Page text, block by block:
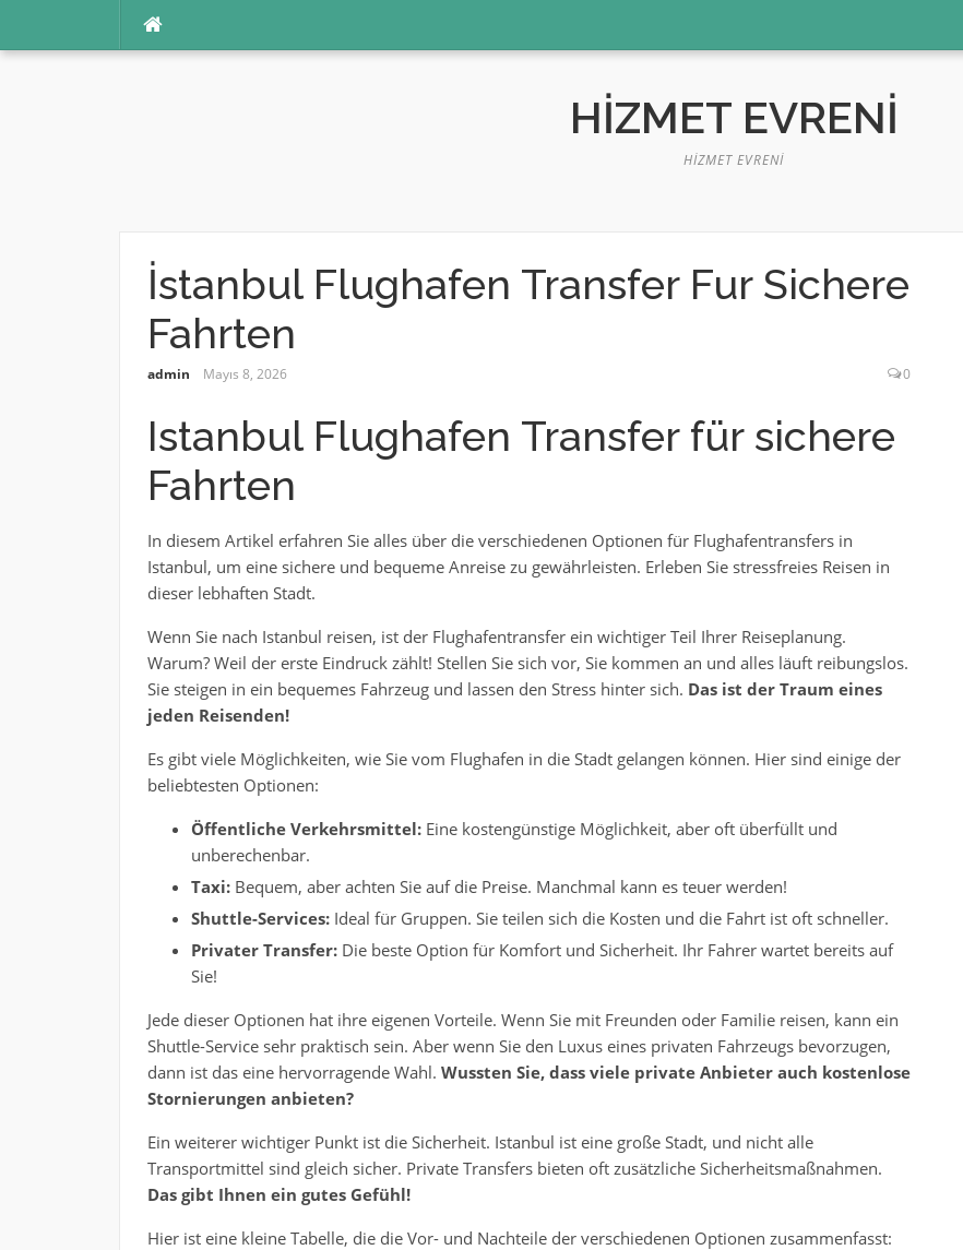
HIZMET EVRENI
HIZMET EVRENI
İstanbul Flughafen Transfer Fur Sichere
Fahrten
admin Mayıs 8, 2026 0
Istanbul Flughafen Transfer für sichere
Fahrten
In diesem Artikel erfahren Sie alles über die verschiedenen Optionen für Flughafentransfers in
Istanbul, um eine sichere und bequeme Anreise zu gewährleisten. Erleben Sie stressfreies Reisen in
dieser lebhaften Stadt.
Wenn Sie nach Istanbul reisen, ist der Flughafentransfer ein wichtiger Teil Ihrer Reiseplanung.
Warum? Weil der erste Eindruck zählt! Stellen Sie sich vor, Sie kommen an und alles läuft reibungslos.
Sie steigen in ein bequemes Fahrzeug und lassen den Stress hinter sich. Das ist der Traum eines
jeden Reisenden!
Es gibt viele Möglichkeiten, wie Sie vom Flughafen in die Stadt gelangen können. Hier sind einige der
beliebtesten Optionen:
Öffentliche Verkehrsmittel:Eine kostengünstige Möglichkeit, aber oft überfüllt und
unberechenbar.
Taxi:Bequem, aber achten Sie auf die Preise. Manchmal kann es teuer werden!
Shuttle-Services:Ideal für Gruppen. Sie teilen sich die Kosten und die Fahrt ist oft schneller.
Privater Transfer:Die beste Option für Komfort und Sicherheit. Ihr Fahrer wartet bereits auf
Sie!
Jede dieser Optionen hat ihre eigenen Vorteile. Wenn Sie mit Freunden oder Familie reisen, kann ein
Shuttle-Service sehr praktisch sein. Aber wenn Sie den Luxus eines privaten Fahrzeugs bevorzugen,
dann ist das eine hervorragende Wahl. Wussten Sie, dass viele private Anbieter auch kostenlose
Stornierungen anbieten?
Ein weiterer wichtiger Punkt ist die Sicherheit. Istanbul ist eine große Stadt, und nicht alle
Transportmittel sind gleich sicher. Private Transfers bieten oft zusätzliche Sicherheitsmaßnahmen.
Das gibt Ihnen ein gutes Gefühl!
Hier ist eine kleine Tabelle, die die Vor- und Nachteile der verschiedenen Optionen zusammenfasst: